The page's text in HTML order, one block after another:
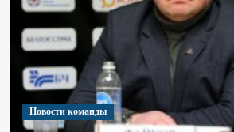
Новости команды